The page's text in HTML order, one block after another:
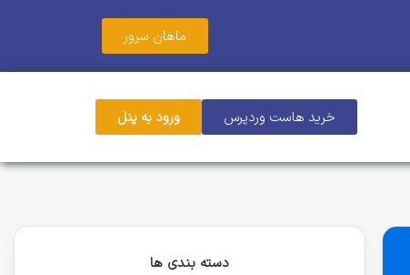
ماهان سرور
خرید هاست وردپرس ورود به پنل
دسته بندی ها